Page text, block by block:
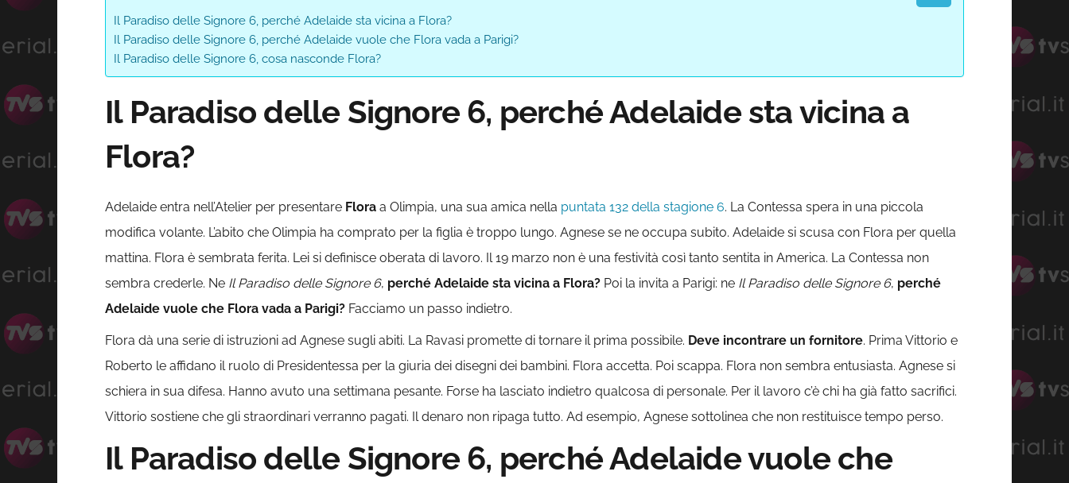
Il Paradiso delle Signore 6, perché Adelaide sta vicina a Flora?
Il Paradiso delle Signore 6, perché Adelaide vuole che Flora vada a Parigi?
Il Paradiso delle Signore 6, cosa nasconde Flora?
Il Paradiso delle Signore 6, perché Adelaide sta vicina a
Flora?
Adelaide entra nell’Atelier per presentare Flora a Olimpia, una sua amica nella puntata 132 della stagione 6. La Contessa spera in una piccola
modifica volante. L’abito che Olimpia ha comprato per la figlia è troppo lungo. Agnese se ne occupa subito. Adelaide si scusa con Flora per quella
mattina. Flora è sembrata ferita. Lei si definisce oberata di lavoro. Il 19 marzo non è una festività così tanto sentita in America. La Contessa non
sembra crederle. Ne Il Paradiso delle Signore 6, perché Adelaide sta vicina a Flora? Poi la invita a Parigi: ne Il Paradiso delle Signore 6, perché
Adelaide vuole che Flora vada a Parigi? Facciamo un passo indietro.
Flora dà una serie di istruzioni ad Agnese sugli abiti. La Ravasi promette di tornare il prima possibile. Deve incontrare un fornitore. Prima Vittorio e
Roberto le affidano il ruolo di Presidentessa per la giuria dei disegni dei bambini. Flora accetta. Poi scappa. Flora non sembra entusiasta. Agnese si
schiera in sua difesa. Hanno avuto una settimana pesante. Forse ha lasciato indietro qualcosa di personale. Per il lavoro c’è chi ha già fatto sacrifici.
Vittorio sostiene che gli straordinari verranno pagati. Il denaro non ripaga tutto. Ad esempio, Agnese sottolinea che non restituisce tempo perso.
Il Paradiso delle Signore 6, perché Adelaide vuole che